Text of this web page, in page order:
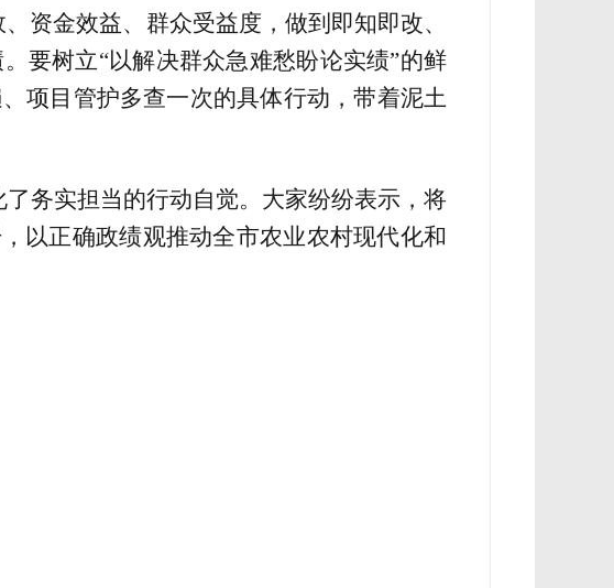
资金效益、群众受益度，做到即知即改、
要树立“以解决群众急难愁盼论实绩”的鲜
项目管护多查一次的具体行动，带着泥土
务实担当的行动自觉。大家纷纷表示，将
以正确政绩观推动全市农业农村现代化和